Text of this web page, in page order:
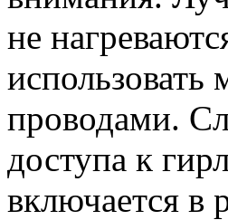
не
проводами.
доступа к
включается в